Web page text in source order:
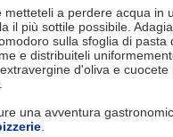
a perdere acqua in
il più sottile possibile.
sulla sfoglia di pasta
e distribuiteli
d'oliva e
una avventura